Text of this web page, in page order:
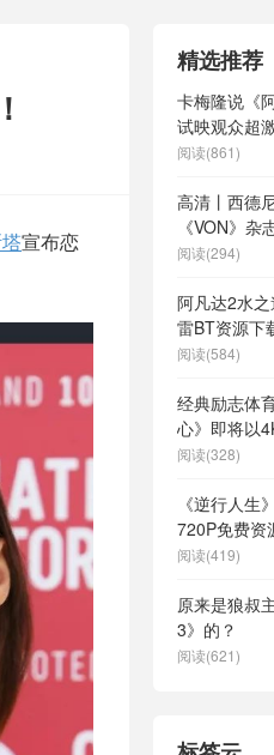
宣布恋
精选推荐
卡梅隆说《
试映观众超
棒了
阅读(861)
高清丨西德
《VON》杂
阅读(294)
阿凡达2水
雷BT资源下
1080P高清
阅读(584)
经典励志体
心》即将以
附带扩展导
阅读(328)
《逆行人生
720P免费资
阅读(419)
原来是狼叔
3》的？
阅读(621)